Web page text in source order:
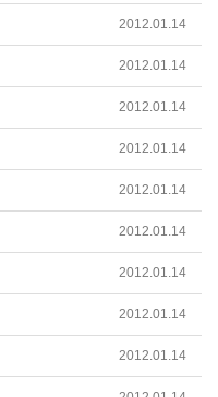
2012.01.14
2012.01.14
2012.01.14
2012.01.14
2012.01.14
2012.01.14
2012.01.14
2012.01.14
2012.01.14